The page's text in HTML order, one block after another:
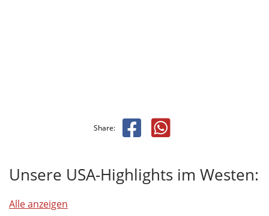
Share:
Unsere USA-Highlights im Westen:
Alle anzeigen